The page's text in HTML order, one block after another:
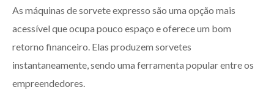
As máquinas de sorvete expresso são uma opção mais
acessível que ocupa pouco espaço e oferece um bom
retorno financeiro. Elas produzem sorvetes
instantaneamente, sendo uma ferramenta popular entre os
empreendedores.